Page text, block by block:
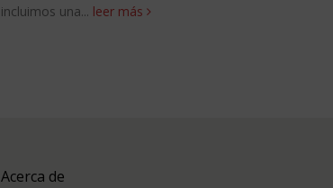
incluimos una... leer más
Acerca de